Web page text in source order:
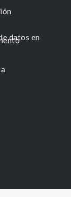
datos en